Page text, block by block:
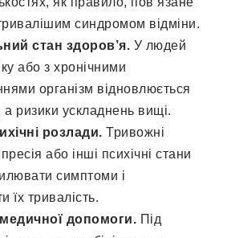
синдромом відміни.
стан здоров’я. У людей
або з хронічними
організм відновлюється
а ризики ускладнень вищі.
розлади. Тривожні
або інші психічні стани
симптоми і
їх тривалість.
допомоги. Під